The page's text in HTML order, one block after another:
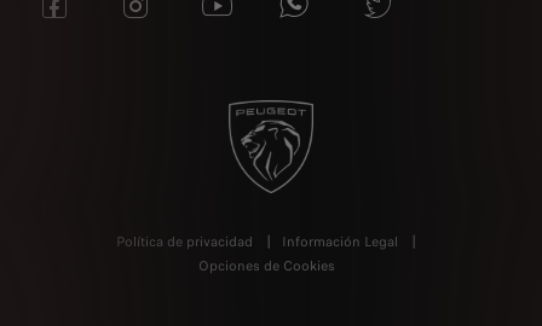
Política de privacidad
Información Legal
Opciones de Cookies